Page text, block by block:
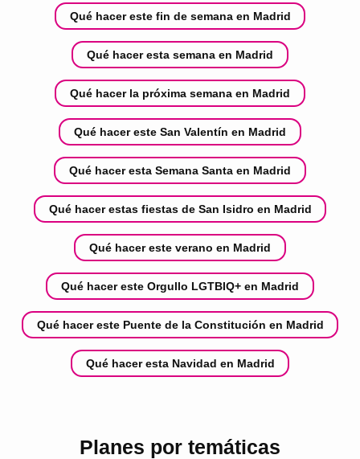
Qué hacer este fin de semana en Madrid
Qué hacer esta semana en Madrid
Qué hacer la próxima semana en Madrid
Qué hacer este San Valentín en Madrid
Qué hacer esta Semana Santa en Madrid
Qué hacer estas fiestas de San Isidro en Madrid
Qué hacer este verano en Madrid
Qué hacer este Orgullo LGTBIQ+ en Madrid
Qué hacer este Puente de la Constitución en Madrid
Qué hacer esta Navidad en Madrid
Planes por temáticas